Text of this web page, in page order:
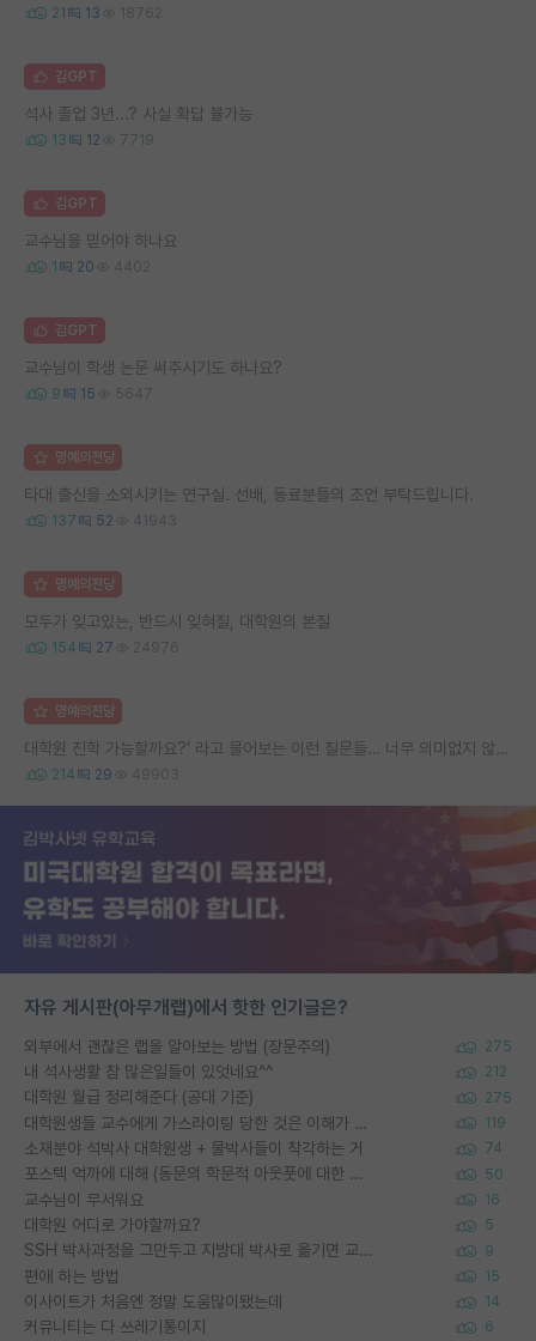
21 13 18762
김GPT
석사 졸업 3년...? 사실 확답 뷸가능
13 12 7719
김GPT
교수님을 믿어야 하나요
1 20 4402
김GPT
교수님이 학생 논문 써주시기도 하나요?
9 15 5647
명예의전당
타대 출신을 소외시키는 연구실. 선배, 동료분들의 조언 부탁드립니다.
137 52 41943
명예의전당
모두가 잊고있는, 반드시 잊혀질, 대학원의 본질
154 27 24976
명예의전당
대학원 진학 가능할까요?’ 라고 물어보는 이런 질문들… 너무 의미없지 않나요?
214 29 49903
자유 게시판(아무개랩)에서 핫한 인기글은?
외부에서 괜찮은 랩을 알아보는 방법 (장문주의) 275
내 석사생활 참 많은일들이 있엇네요^^ 212
대학원 월급 정리해준다 (공대 기준) 275
대학원생들 교수에게 가스라이팅 당한 것은 이해가 갑니다. 안타깝네요. 119
소재분야 석박사 대학원생 + 물박사들이 착각하는 거 74
포스텍 억까에 대해 (동문의 학문적 아웃풋에 대한 반박) 50
교수님이 무서워요 16
대학원 어디로 가야할까요? 5
SSH 박사과정을 그만두고 지방대 박사로 옮기면 교수의 꿈은 끝일까요? 9
편애 하는 방법 15
이사이트가 처음엔 정말 도움많이됐는데 14
커뮤니티는 다 쓰레기통이지 6